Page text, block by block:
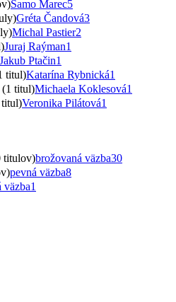
Samo Marec5
Gréta Čandová3
Michal Pastier2
Juraj Raýman1
Jakub Ptačin1
titul)Katarína Rybnická1
(1 titul)Michaela Koklesová1
titul)Veronika Pilátová1
titulov)brožovaná väzba30
pevná väzba8
väzba1